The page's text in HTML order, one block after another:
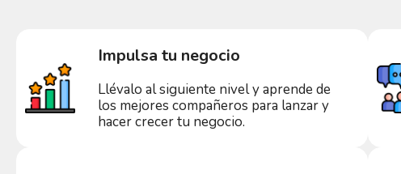
Impulsa tu negocio
Llévalo al siguiente nivel y aprende de
los mejores compañeros para lanzar y
hacer crecer tu negocio.